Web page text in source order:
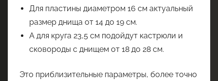
Для пластины диаметром 16 см актуальный
размер днища от 14 до 19 см.
А для круга 23,5 см подойдут кастрюли и
сковороды с днищем от 18 до 28 см.
Это приблизительные параметры, более точно